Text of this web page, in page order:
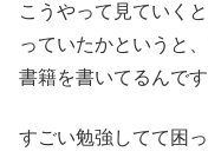
こうやって見ていく
っていたかというと
書籍を書いてるんです
すごい勉強してて困